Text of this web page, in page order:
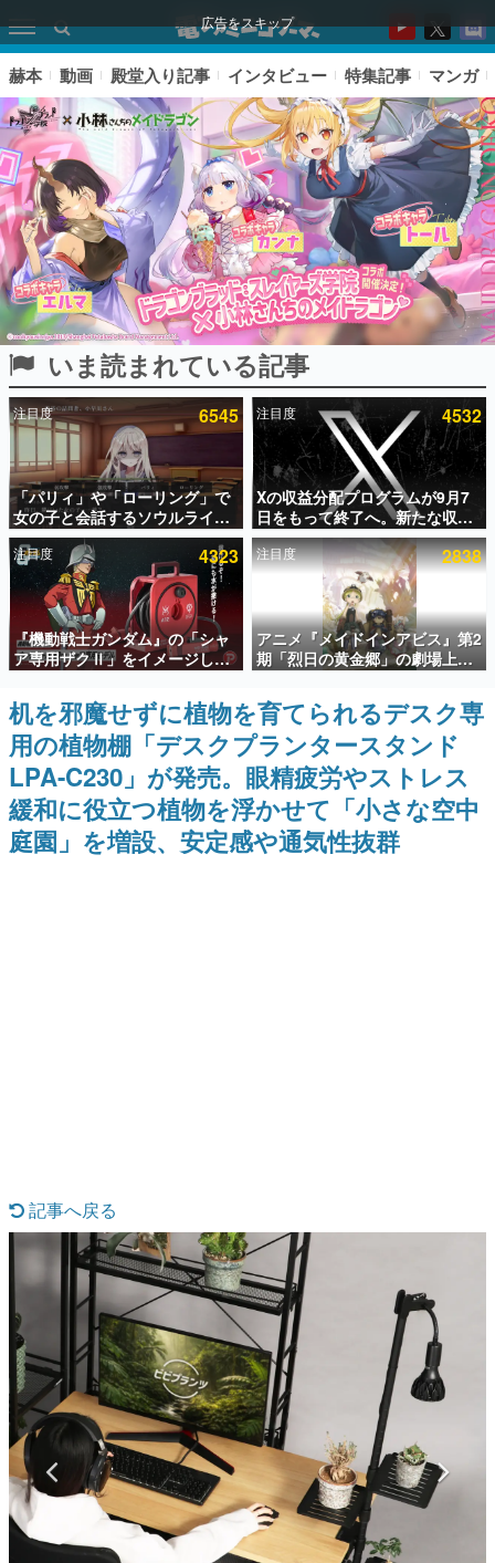
広告をスキップ
ピックアップ
電ファミのいま読まれている記事ランキング
アプリセール情報
インタビュー
連載・特集一覧
殿堂入り記事
SNS拡散数が数千以上！ ページビュー数万以上！ などな
ど。多くの人々に読まれた、電ファミ渾身の“殿堂入り”記
事をまとめました。
ゲームの企画書
名作ゲームクリエイターの方々に製作時のエピソードをお
聞きし、ヒットする企画（ゲーム）とは何か？を探ってい
きます。
赫本
この物語を解いてはいけない。『赫本』は、〈試験問題〉
の形をした短編ホラー小説集です。
なんでゲームは面白い？
ゲーム開発者・hamatsu氏がゲームの魅力を画面や操作の
具体的な形から解き明かしていく、硬派で骨太な評論連載
です。
ゲームが変えた日本語
「経験値」「裏技」「ラスボス」… ゲームにまつわる言葉
の起源や用法の変遷を、コンピューター文化史研究家・タ
イニーP氏が徹底調査。
カテゴリ
特集記事
赫本 動画 殿堂入り記事 インタビュー 特集記事 マンガ
いま読まれている記事
注目度 6545
「パリィ」や「ローリング」で
女の子と会話するソウルライク
恋愛ゲーム『小早川さんはソウ
ルライク』無料公開。返事に失
敗すると「YOU DIED」
注目度 4532
Xの収益分配プログラムが9月7
日をもって終了へ。新たな収益
化制度「Original Content
Rewards Program」を発表
注目度 4323
『機動戦士ガンダム』の「シャ
ア専用ザクⅡ」をイメージした
散水ホースリールが予約開始。
本体にはシャアのパーソナルマ
ークやジオン公国軍のエンブレ
ム、型式番号などを配置
注目度 2838
アニメ『メイドインアビス』第2
期「烈日の黄金郷」の劇場上映
が決定！レグ役・伊瀬茉莉也さ
んらが登壇する舞台挨拶も実施
机を邪魔せずに植物を育てられるデスク専
用の植物棚「デスクプランタースタンド
LPA-C230」が発売。眼精疲労やストレス
緩和に役立つ植物を浮かせて「小さな空中
庭園」を増設、安定感や通気性抜群
記事へ戻る